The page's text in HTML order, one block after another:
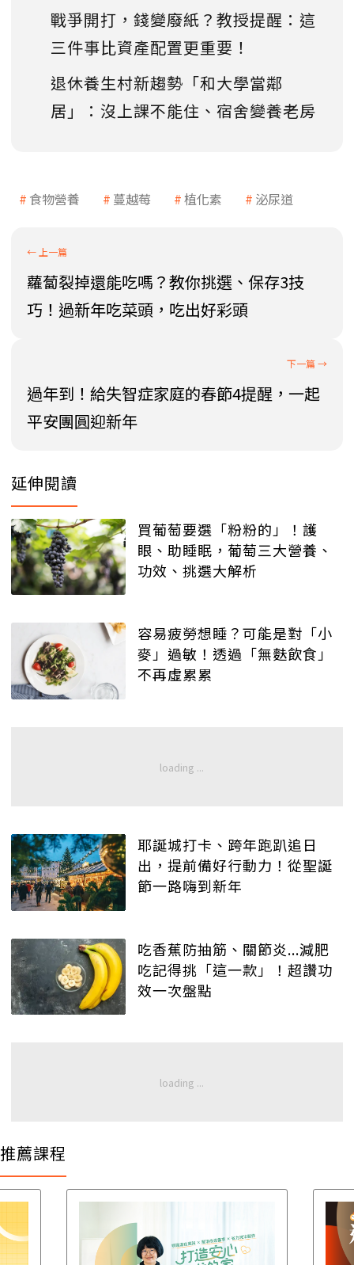
戰爭開打，錢變廢紙？教授提醒：這
三件事比資產配置更重要！
退休養生村新趨勢「和大學當鄰
居」：沒上課不能住、宿舍變養老房
食物營養 蔓越莓 植化素 泌尿道
蘿蔔裂掉還能吃嗎？教你挑選、保存3技
巧！過新年吃菜頭，吃出好彩頭
過年到！給失智症家庭的春節4提醒，一起
平安團圓迎新年
延伸閱讀
買葡萄要選「粉粉的」！護
眼、助睡眠，葡萄三大營養、
功效、挑選大解析
容易疲勞想睡？可能是對「小
麥」過敏！透過「無麩飲食」
不再虛累累
耶誕城打卡、跨年跑趴追日
出，提前備好行動力！從聖誕
節一路嗨到新年
吃香蕉防抽筋、關節炎...減肥
吃記得挑「這一款」！超讚功
效一次盤點
推薦課程